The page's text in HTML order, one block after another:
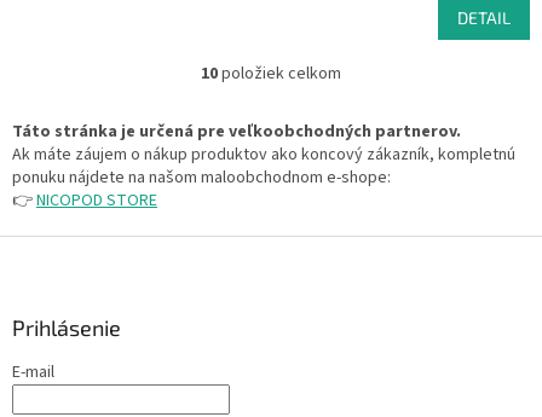
DETAIL
O
l
á
d
i
10položiek celkom
Táto stránka je určená pre veľkoobchodných partnerov.
Ak máte záujem o nákup produktov ako koncový zákazník, kompletnú
ponuku nájdete na našom maloobchodnom e-shope:
👉NICOPOD STORE
Prihlásenie
E-mail